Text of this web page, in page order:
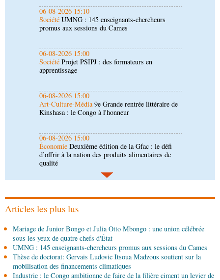
06-08-2026 15:00
Société Projet PSIPJ : des formateurs en
apprentissage
06-08-2026 15:00
Art-Culture-Média9e Grande rentrée littéraire de
Kinshasa : le Congo à l'honneur
06-08-2026 15:00
ÉconomieDeuxième édition de la Gfac : le défi
d’offrir à la nation des produits alimentaires de
06-08-2026 14:30
Économie Gfac 2026 : des produits locaux dans
les stands, des surgelés dans les assiettes
06-08-2026 14:15
renforce la riposte avec l'appui de l'OMS et
d'Africa CDC
SportCommuniqué : Samira Leonie, nouvelle
ambassadrice de la marque 1xBet Congo-
Brazzaville
06-08-2026 09:30
PolitiqueAssemblée nationale: la Commission
Articles les plus lus
Mariage de Junior Bongo et Julia Otto Mbongo : une union célébrée
sous les yeux de quatre chefs d'État
UMNG : 145 enseignants-chercheurs promus aux sessions du Cames
Thèse de doctorat: Gervais Ludovic Itsoua Madzous soutient sur la
mobilisation des financements climatiques
Industrie : le Congo ambitionne de faire de la filière ciment un levier de